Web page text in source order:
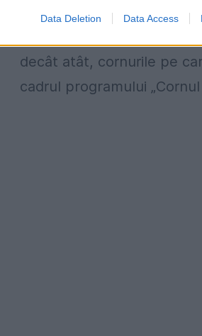
Data Deletion Data Access
Elevii de la patru școli din
decât atât, cornurile pe
cadrul programului „Cornul